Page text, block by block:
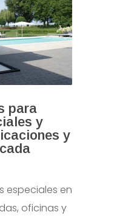
para
y
y
especiales en
oficinas y